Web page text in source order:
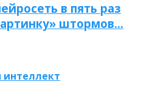
в пять раз
штормов…
интеллект